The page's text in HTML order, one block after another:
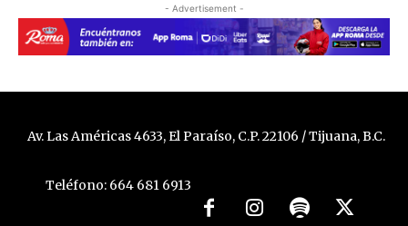
- Advertisement -
Av. Las Américas 4633, El Paraíso, C.P. 22106 / Tijuana, B.C.
Teléfono: 664 681 6913